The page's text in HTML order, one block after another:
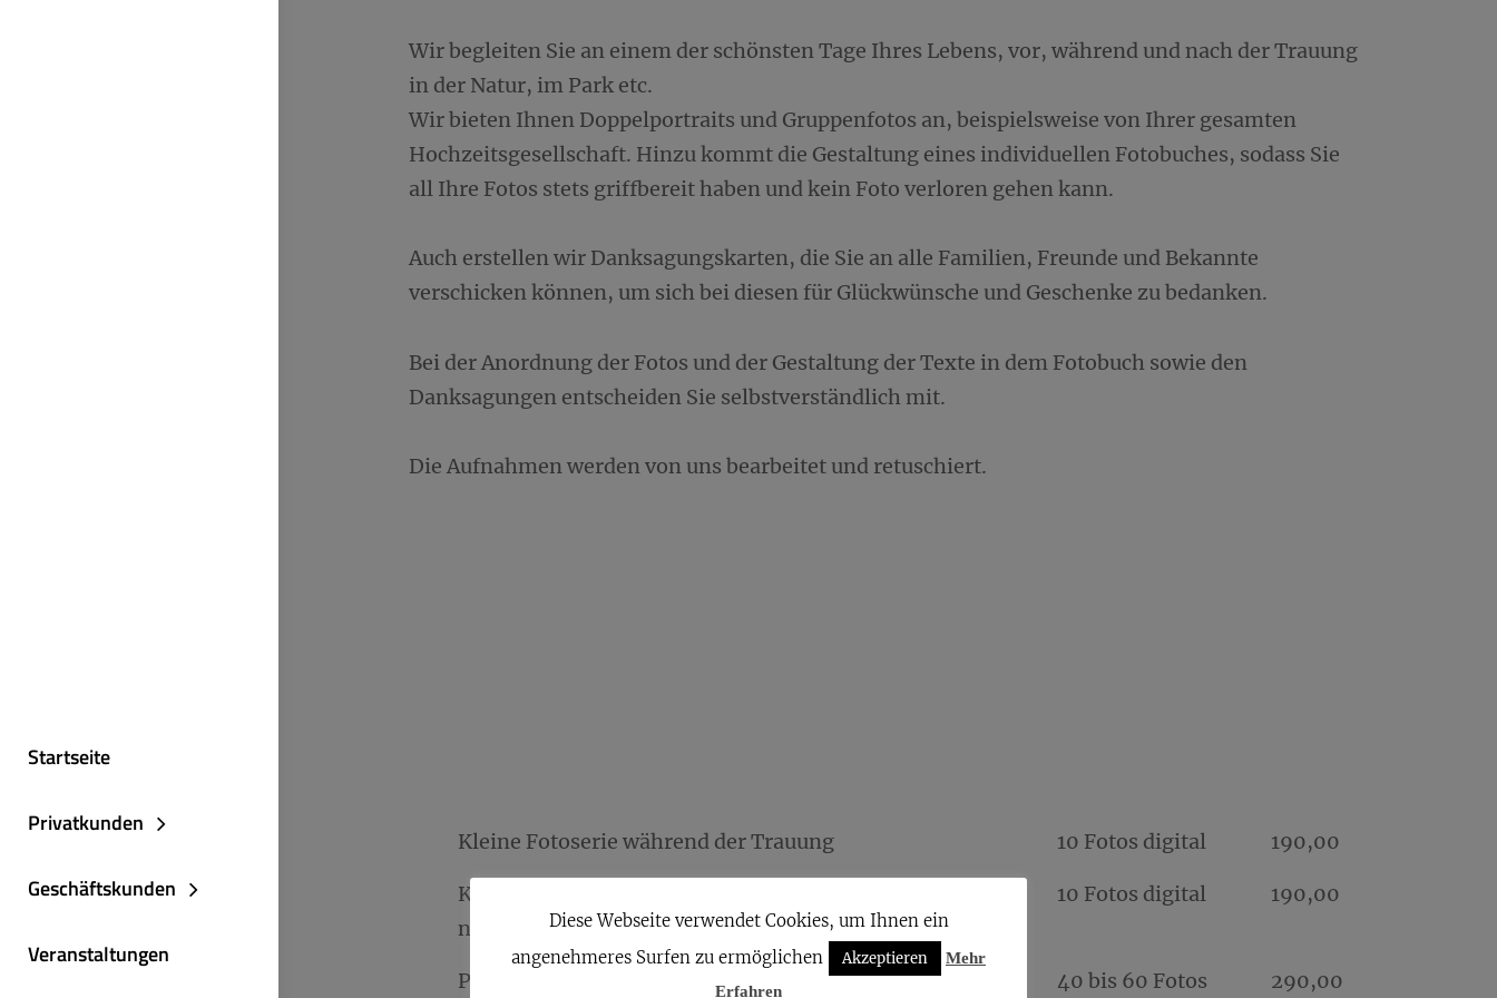
Startseite
Privatkunden
Geschäftskunden
Veranstaltungen
Wir begleiten Sie an einem der schönsten Tage Ihres Lebens, vor, während und nach der Trauung
in der Natur, im Park etc.
Wir bieten Ihnen Doppelportraits und Gruppenfotos an, beispielsweise von Ihrer gesamten
Hochzeitsgesellschaft. Hinzu kommt die Gestaltung eines individuellen Fotobuches, sodass Sie
all Ihre Fotos stets griffbereit haben und kein Foto verloren gehen kann.
Auch erstellen wir Danksagungskarten, die Sie an alle Familien, Freunde und Bekannte
verschicken können, um sich bei diesen für Glückwünsche und Geschenke zu bedanken.
Bei der Anordnung der Fotos und der Gestaltung der Texte in dem Fotobuch sowie den
Danksagungen entscheiden Sie selbstverständlich mit.
Die Aufnahmen werden von uns bearbeitet und retuschiert.
Kleine Fotoserie während der Trauung 10 Fotos digital 190,00
Kleine Fotoserie
nach der Trauung
10 Fotos digital 190,00
Paket 1 40 bis 60 Fotos 290,00
Diese Webseite verwendet Cookies, um Ihnen ein
angenehmeres Surfen zu ermöglichen
Akzeptieren
Mehr
Erfahren